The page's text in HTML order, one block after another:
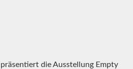
die Ausstellung Empty